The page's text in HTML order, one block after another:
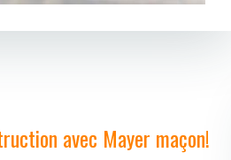
avec Mayer maçon!